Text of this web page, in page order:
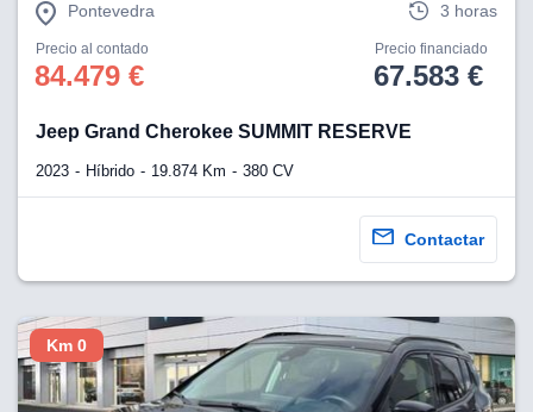
Pontevedra 3 horas
Precio al contado
84.479 €
Precio financiado
67.583 €
Jeep Grand Cherokee SUMMIT RESERVE
2023 Híbrido 19.874 Km 380 CV
Contactar
Km 0